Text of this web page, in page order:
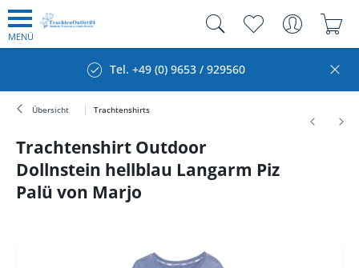
MENÜ
Tel. +49 (0) 9653 / 929560
Übersicht Trachtenshirts
Trachtenshirt Outdoor
Dollnstein hellblau Langarm Piz
Palü von Marjo